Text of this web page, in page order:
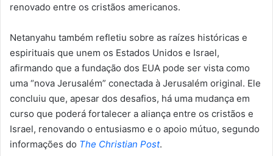
renovado entre os cristãos americanos.
Netanyahu também refletiu sobre as raízes históricas e
espirituais que unem os Estados Unidos e Israel,
afirmando que a fundação dos EUA pode ser vista como
uma “nova Jerusalém” conectada à Jerusalém original. Ele
concluiu que, apesar dos desafios, há uma mudança em
curso que poderá fortalecer a aliança entre os cristãos e
Israel, renovando o entusiasmo e o apoio mútuo, segundo
informações do The Christian Post.